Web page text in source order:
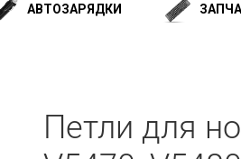
АВТОЗАРЯДКИ
Петли для